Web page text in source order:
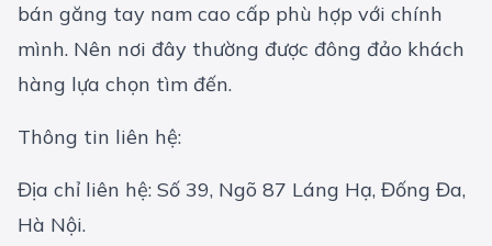
bán găng tay nam cao cấp phù hợp với chính
mình. Nên nơi đây thường được đông đảo khách
hàng lựa chọn tìm đến.
Thông tin liên hệ:
Địa chỉ liên hệ: Số 39, Ngõ 87 Láng Hạ, Đống Đa,
Hà Nội.